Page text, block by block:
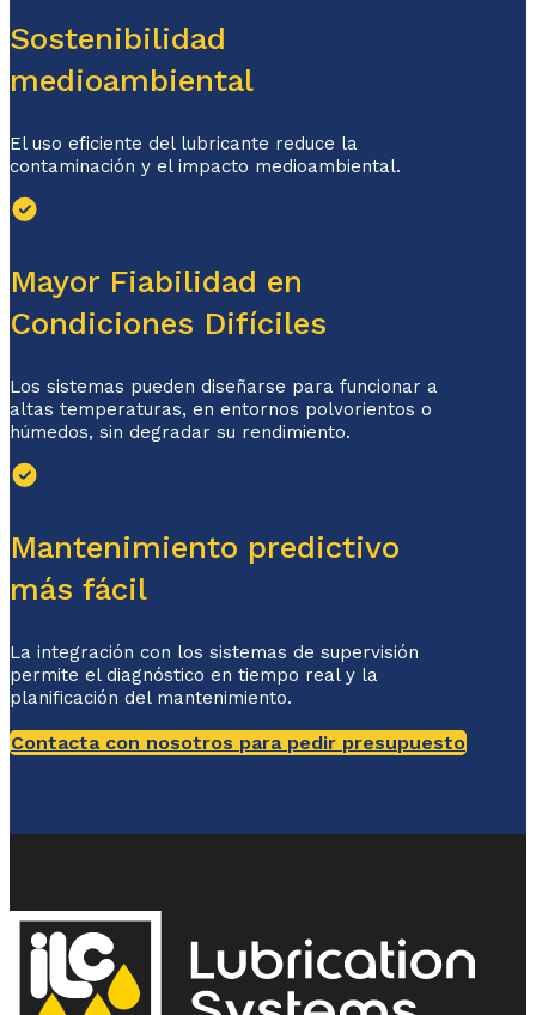
Sostenibilidad
medioambiental
El uso eficiente del lubricante reduce la
contaminación y el impacto medioambiental.
Mayor Fiabilidad en
Condiciones Difíciles
Los sistemas pueden diseñarse para funcionar a
altas temperaturas, en entornos polvorientos o
húmedos, sin degradar su rendimiento.
Mantenimiento predictivo
más fácil
La integración con los sistemas de supervisión
permite el diagnóstico en tiempo real y la
planificación del mantenimiento.
Contacta con nosotros para pedir presupuesto